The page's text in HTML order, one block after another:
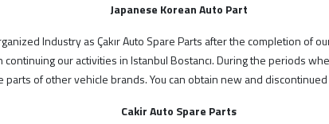
Japanese Korean Auto Part
Industry as Çakır Auto Spare Parts after the completion of
our activities in Istanbul Bostancı. During the periods
of other vehicle brands. You can obtain new and
Cakir Auto Spare Parts